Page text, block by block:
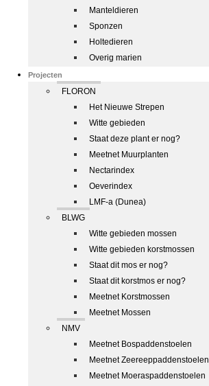
Manteldieren
Sponzen
Holtedieren
Overig marien
Projecten
FLORON
Het Nieuwe Strepen
Witte gebieden
Staat deze plant er nog?
Meetnet Muurplanten
Nectarindex
Oeverindex
LMF-a (Dunea)
BLWG
Witte gebieden mossen
Witte gebieden korstmossen
Staat dit mos er nog?
Staat dit korstmos er nog?
Meetnet Korstmossen
Meetnet Mossen
NMV
Meetnet Bospaddenstoelen
Meetnet Zeereeppaddenstoelen
Meetnet Moeraspaddenstoelen